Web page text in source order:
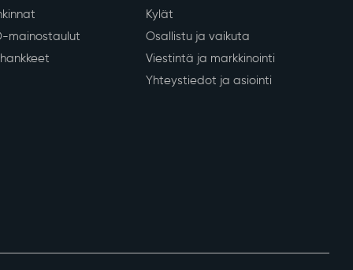
mainostaulut
Kylät
Osallistu ja vaikuta
Viestintä ja markkinointi
Yhteystiedot ja asiointi